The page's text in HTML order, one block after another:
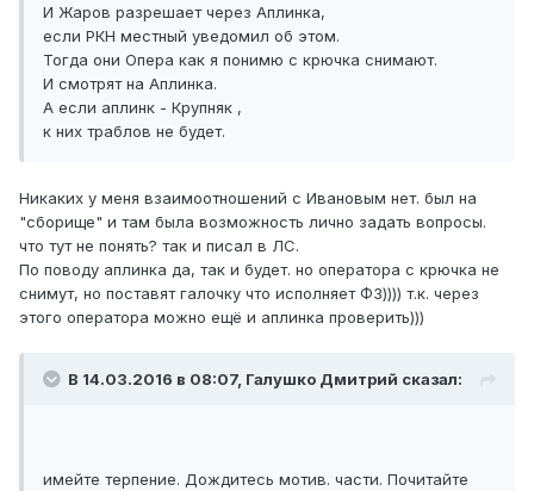
И Жаров разрешает через Аплинка,
если РКН местный уведомил об этом.
Тогда они Опера как я понимю с крючка снимают.
И смотрят на Аплинка.
А если аплинк - Крупняк ,
к них траблов не будет.
Никаких у меня взаимоотношений с Ивановым нет. был на
"сборище" и там была возможность лично задать вопросы.
что тут не понять? так и писал в ЛС.
По поводу аплинка да, так и будет. но оператора с крючка не
снимут, но поставят галочку что исполняет ФЗ)))) т.к. через
этого оператора можно ещё и аплинка проверить)))
В 14.03.2016 в 08:07, Галушко Дмитрий сказал:
имейте терпение. Дождитесь мотив. части. Почитайте